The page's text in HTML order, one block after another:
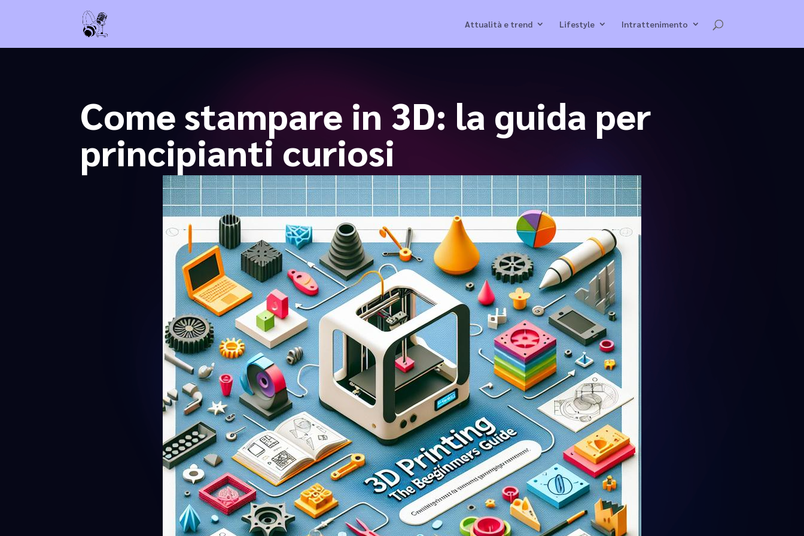
Attualità e trend Lifestyle Intrattenimento
Come stampare in 3D: la guida per
principianti curiosi